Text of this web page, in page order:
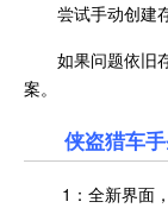
尝试手动创建
如果问题依旧
案。
侠盗猎车
1：全新界面